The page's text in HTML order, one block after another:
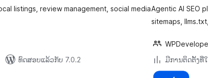
listings, review management, social media
ທົດສອບແລ້ວກັບ 7.0.2
Agentic AI SEO
sitemaps,
ມີການຕິດຕັ້ງທີ່